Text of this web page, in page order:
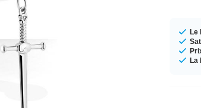
Le
La